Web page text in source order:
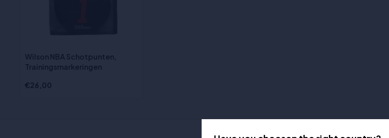
Wilson NBA Schotpunten,
Trainingsmarkeringen
€26,00